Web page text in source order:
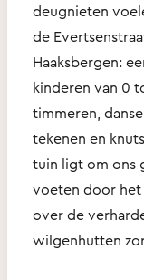
deugnieten
de
Haaksbergen:
kinderen van 0
timmeren,
tekenen en
tuin ligt om ons
voeten door het
over de
wilgenhutten